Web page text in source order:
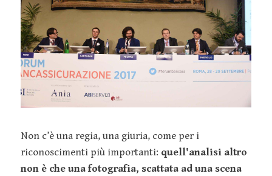
Non c’è una regia, una giuria, come per i
riconoscimenti più importanti: quell'analisi altro
non è che una fotografia, scattata ad una scena